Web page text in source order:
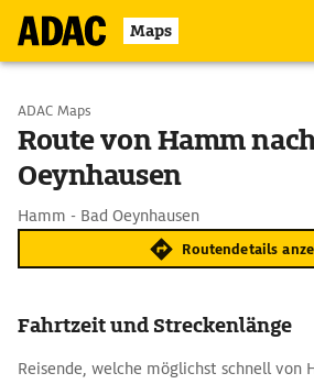
Maps
Start wählen
Ziel eingeben
ADAC Maps
Route von Hamm
Oeynhausen
Hamm - Bad Oeynhausen
Routendetails
Fahrtzeit und Streckenlänge
Reisende, welche möglichst schnell von